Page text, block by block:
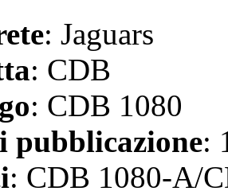
: Jaguars
: CDB
: CDB 1080
pubblicazione:
: CDB 1080-A/